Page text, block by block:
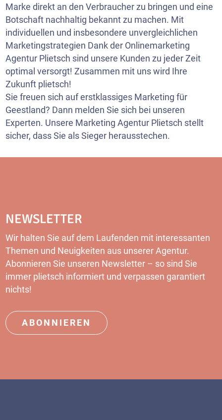
Marke direkt an den Verbraucher zu bringen und eine
Botschaft nachhaltig bekannt zu machen. Mit
individuellen und insbesondere unvergleichlichen
Marketingstrategien Dank der Onlinemarketing
Agentur Plietsch sind unsere Kunden zu jeder Zeit
optimal versorgt! Zusammen mit uns wird Ihre
Zukunft plietsch!
Sie freuen sich auf erstklassiges Marketing für
Geestland? Dann melden Sie sich bei unseren
Experten. Unsere Marketing Agentur Plietsch stellt
sicher, dass Sie als Sieger herausstechen.
NEWSLETTER
Wir halten Sie auf dem Laufenden mit interessanten
Themen und Neuigkeiten aus unserer Agentur.
Abonnieren Sie unseren Newsletter – so sind Sie
immer plietsch informiert und verpassen garantiert
nichts!
ABONNIEREN